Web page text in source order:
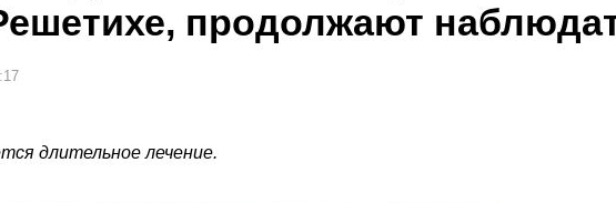
продолжают
длительное лечение.